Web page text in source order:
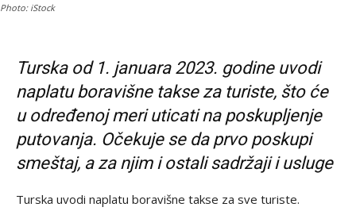
Photo: iStock
Turska od 1. januara 2023. godine uvodi
naplatu boravišne takse za turiste, što će
u određenoj meri uticati na poskupljenje
putovanja. Očekuje se da prvo poskupi
smeštaj, a za njim i ostali sadržaji i usluge
Turska uvodi naplatu boravišne takse za sve turiste.